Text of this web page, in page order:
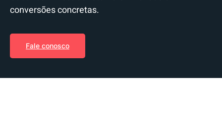
conversões concretas.
Fale conosco